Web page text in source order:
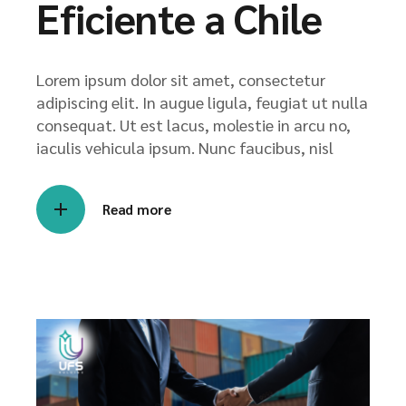
Eficiente a Chile
Lorem ipsum dolor sit amet, consectetur
adipiscing elit. In augue ligula, feugiat ut nulla
consequat. Ut est lacus, molestie in arcu no,
iaculis vehicula ipsum. Nunc faucibus, nisl
Read more